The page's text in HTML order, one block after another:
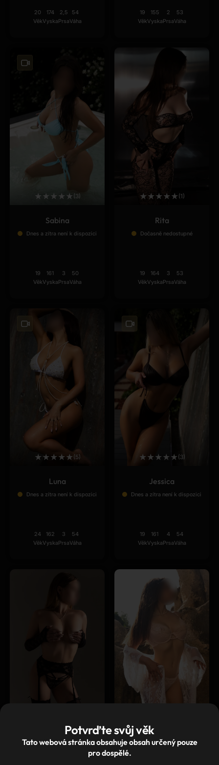
20
Věk
174
Vyska
2,5
Prsa
54
Váha
19
Věk
155
Vyska
2
Prsa
53
Váha
★ ★ ★ ★ ★ (3)
Sabina
Dnes a zítra není k dispozici
19
Věk
161
Vyska
3
Prsa
50
Váha
★★ ★★ ★ (1)
Rita
Dočasně nedostupné
19
Věk
164
Vyska
3
Prsa
53
Váha
★★ ★★★ (5)
Luna
Dnes a zítra není k dispozici
24
Věk
162
Vyska
3
Prsa
54
Váha
★ ★ ★ ★ ★ (3)
Jessica
Dnes a zítra není k dispozici
19
Věk
161
Vyska
4
Prsa
54
Váha
Bianka Michelle
Potvrďte svůj věk
Tato webová stránka obsahuje obsah určený pouze
pro dospělé.